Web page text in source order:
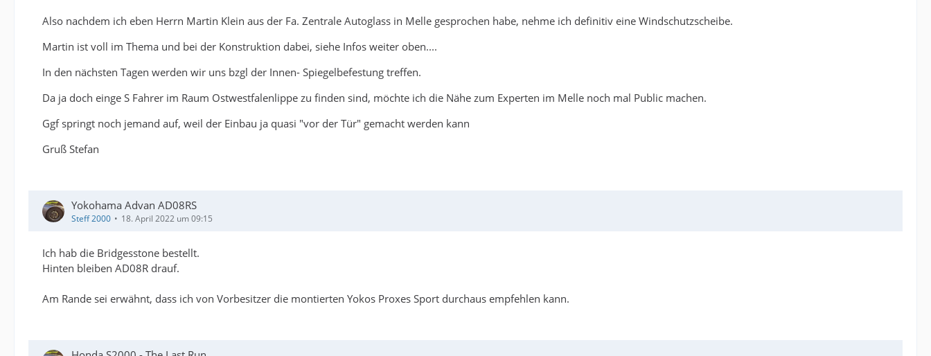
Also nachdem ich eben Herrn Martin Klein aus der Fa. Zentrale Autoglass in Melle gesprochen habe, nehme ich definitiv eine Windschutzscheibe.
Martin ist voll im Thema und bei der Konstruktion dabei, siehe Infos weiter oben....
In den nächsten Tagen werden wir uns bzgl der Innen- Spiegelbefestung treffen.
Da ja doch einge S Fahrer im Raum Ostwestfalenlippe zu finden sind, möchte ich die Nähe zum Experten im Melle noch mal Public machen.
Ggf springt noch jemand auf, weil der Einbau ja quasi "vor der Tür" gemacht werden kann
Gruß Stefan
Yokohama Advan AD08RS
Steff 2000 18. April 2022 um 09:15
Ich hab die Bridgesstone bestellt.
Hinten bleiben AD08R drauf.
Am Rande sei erwähnt, dass ich von Vorbesitzer die montierten Yokos Proxes Sport durchaus empfehlen kann.